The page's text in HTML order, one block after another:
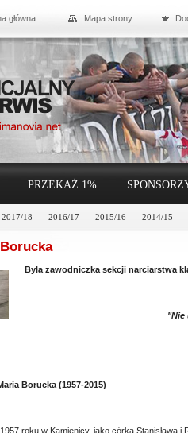
główna Mapa strony
2017/18 2016/17 2015/16 2014/15
PRZEKAŻ 1%
Była zawodniczka sekcji narciarstwa
"Nie
Borucka (1957-2015)
roku w Kamienicy, jako córka Stanisława i